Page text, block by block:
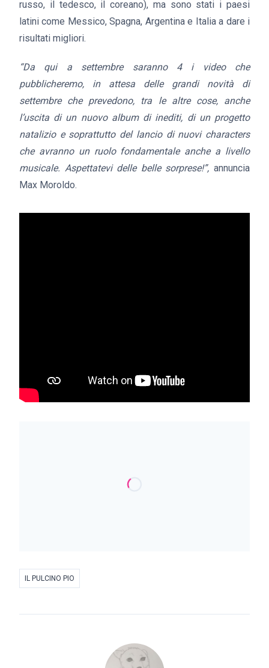
russo, il tedesco, il coreano), ma sono stati i paesi
latini come Messico, Spagna, Argentina e Italia a dare i
risultati migliori.
“Da qui a settembre saranno 4 i video che
pubblicheremo, in attesa delle grandi novità di
settembre che prevedono, tra le altre cose, anche
l’uscita di un nuovo album di inediti, di un progetto
natalizio e soprattutto del lancio di nuovi characters
che avranno un ruolo fondamentale anche a livello
musicale. Aspettatevi delle belle sorprese!”, annuncia
Max Moroldo.
IL PULCINO PIO